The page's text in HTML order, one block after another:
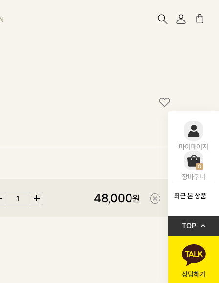
48,000원
마이페이지
0
장바구니
최근 본 상품
TOP
상담하기